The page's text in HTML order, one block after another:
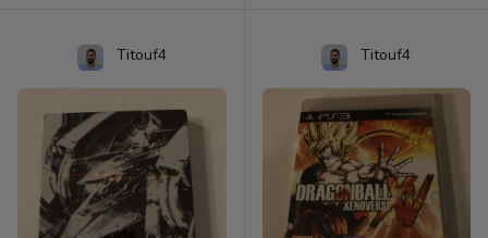
Titouf4 Titouf4